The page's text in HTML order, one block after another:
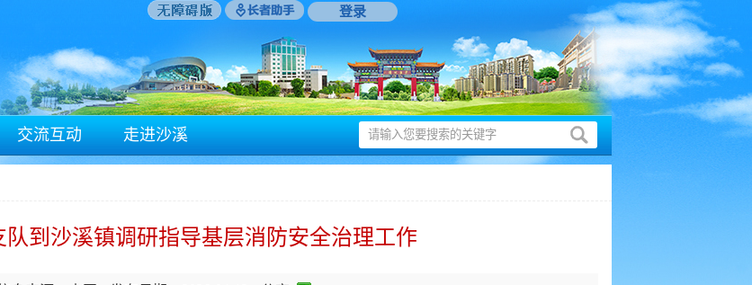
登录
交流互动 走进沙溪
队到沙溪镇调研指导基层消防安全治理工作